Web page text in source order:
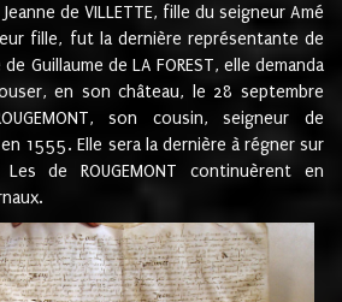
de VILLETTE, fille du seigneur Amé
fille, fut la dernière représentante de
Guillaume de LA FOREST, elle demanda
en son château, le 28 septembre
son cousin, seigneur de
1555. Elle sera la dernière à régner sur
de ROUGEMONT continuèrent en